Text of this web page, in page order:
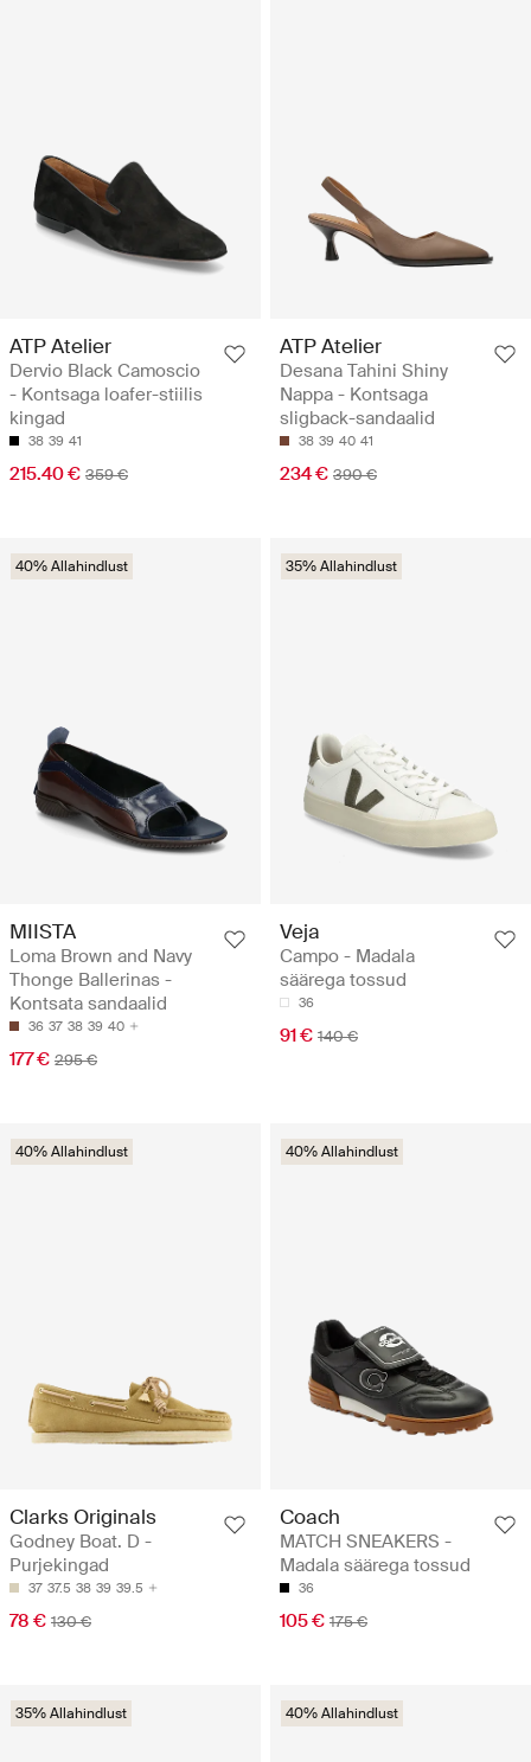
ATP Atelier
Dervio Black Camoscio
- Kontsaga loafer-stiilis
kingad
38 39 41
215.40 € 359 €
ATP Atelier
Desana Tahini Shiny
Nappa - Kontsaga
sligback-sandaalid
38 39 40 41
234 € 390 €
40% Allahindlust
MIISTA
Loma Brown and Navy
Thonge Ballerinas -
Kontsata sandaalid
36 37 38 39 40
177 € 295 €
35% Allahindlust
Veja
Campo - Madala
säärega tossud
36
91 € 140 €
40% Allahindlust
Clarks Originals
Godney Boat. D -
Purjekingad
37 37.5 38 39 39.5
78 € 130 €
40% Allahindlust
Coach
MATCH SNEAKERS -
Madala säärega tossud
36
105 € 175 €
35% Allahindlust 40% Allahindlust